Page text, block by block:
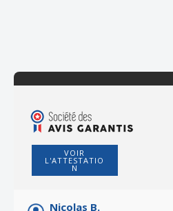
VOIR
L'ATTESTATIO
N
Nicolas B.